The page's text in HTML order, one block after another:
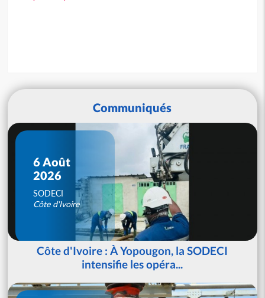
Communiqués
6 Août
2026
SODECI
Côte d'Ivoire
Côte d'Ivoire : À Yopougon, la SODECI
intensifie les opéra...